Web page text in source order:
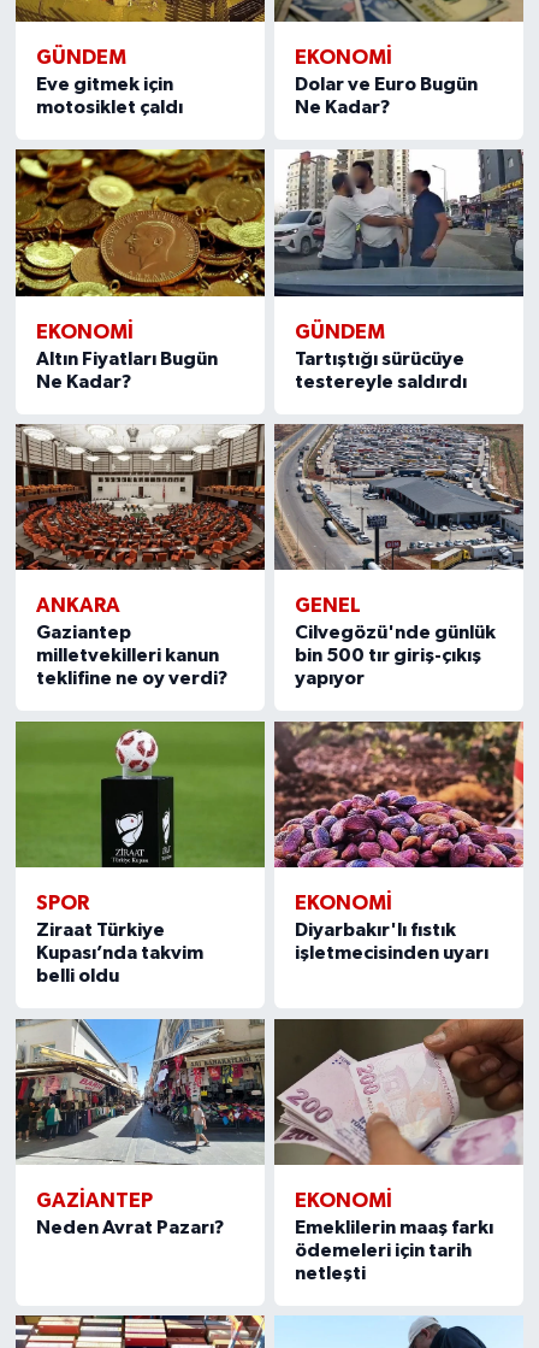
GÜNDEM
Eve gitmek için
motosiklet çaldı
EKONOMI
Dolar ve Euro Bugün
Ne Kadar?
EKONOMI
Altın Fiyatları Bugün
Ne Kadar?
GÜNDEM
Tartıştığı sürücüye
testereyle saldırdı
ANKARA
Gaziantep
milletvekilleri kanun
teklifine ne oy verdi?
GENEL
Cilvegözü'nde günlük
bin 500 tır giriş-çıkış
yapıyor
SPOR
Ziraat Türkiye
Kupası’nda takvim
belli oldu
EKONOMI
Diyarbakır'lı fıstık
işletmecisinden uyarı
GAZIANTEP
Neden Avrat Pazarı?
EKONOMI
Emeklilerin maaş farkı
ödemeleri için tarih
netleşti